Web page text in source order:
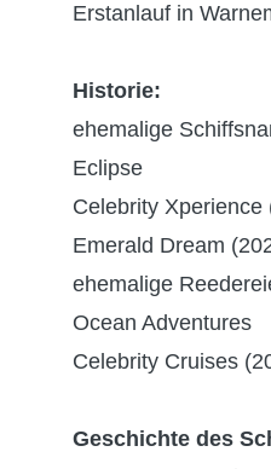
Erstanlauf in
Historie:
ehemalige
Eclipse
Celebrity Xperience
Emerald Dream
ehemalige
Ocean Adventures
Celebrity Cruises
Geschichte des